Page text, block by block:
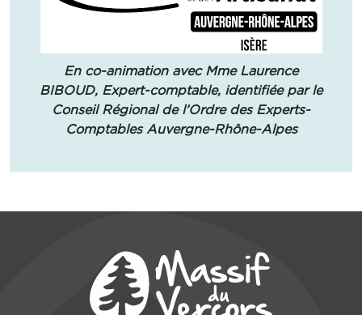
En co-animation avec Mme Laurence
BIBOUD, Expert-comptable, identifiée par le
Conseil Régional de l’Ordre des Experts-
Comptables Auvergne-Rhône-Alpes